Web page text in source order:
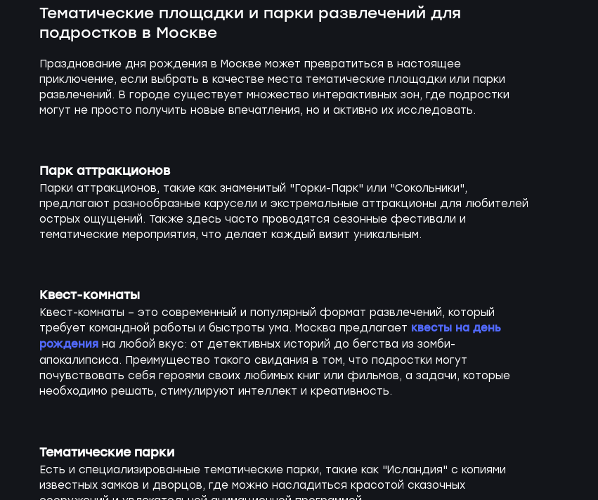
Тематические площадки и парки развлечений для
подростков в Москве
Празднование дня рождения в Москве может превратиться в настоящее
приключение, если выбрать в качестве места тематические площадки или парки
развлечений. В городе существует множество интерактивных зон, где подростки
могут не просто получить новые впечатления, но и активно их исследовать.
Парк аттракционов
Парки аттракционов, такие как знаменитый "Горки-Парк" или "Сокольники",
предлагают разнообразные карусели и экстремальные аттракционы для любителей
острых ощущений. Также здесь часто проводятся сезонные фестивали и
тематические мероприятия, что делает каждый визит уникальным.
Квест-комнаты
Квест-комнаты – это современный и популярный формат развлечений, который
требует командной работы и быстроты ума. Москва предлагает квесты на день
рожденияна любой вкус: от детективных историй до бегства из зомби-
апокалипсиса. Преимущество такого свидания в том, что подростки могут
почувствовать себя героями своих любимых книг или фильмов, а задачи, которые
необходимо решать, стимулируют интеллект и креативность.
Тематические парки
Есть и специализированные тематические парки, такие как "Исландия" с копиями
известных замков и дворцов, где можно насладиться красотой сказочных